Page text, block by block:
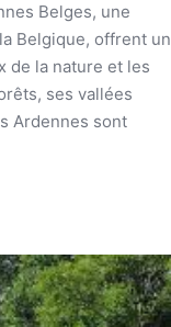
Belges, une
Belgique, offrent un
de la nature et les
ses vallées
Ardennes sont